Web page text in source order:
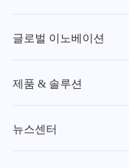
글로벌 이노베이션
제품 & 솔루션
뉴스센터